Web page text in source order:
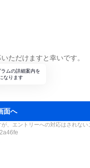
ただけますと幸いです。
ムの詳細案内を
なります
面へ
、エントリーへの対応はされない